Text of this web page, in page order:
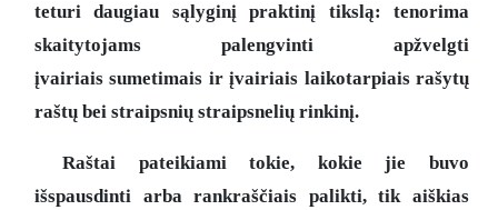
teturi daugiau sąlyginį praktinį tikslą: tenorima
skaitytojams palengvinti apžvelgti
įvairiais sumetimais ir įvairiais laikotarpiais rašytų
raštų bei straipsnių straipsnelių rinkinį.
Raštai pateikiami tokie, kokie jie buvo
išspausdinti arba rankraščiais palikti, tik aiškias